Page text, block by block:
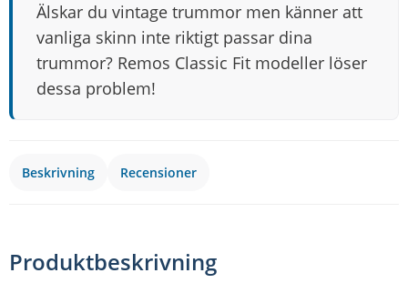
Älskar du vintage trummor men känner att
vanliga skinn inte riktigt passar dina
trummor? Remos Classic Fit modeller löser
dessa problem!
Beskrivning Recensioner
Produktbeskrivning